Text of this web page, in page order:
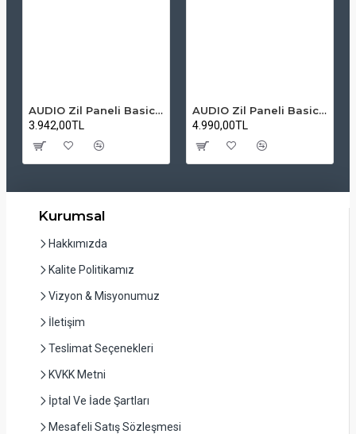
AUDIO Zil Paneli Basic Hpli Çift Buton 14'lü Sesli Apartman Diafon Kapı Paneli
3.942,00TL
AUDIO Zil Paneli Basic Hpli Çift Buton 20'li Sesli Apartman Diafon Kapı Paneli
4.990,00TL
Kurumsal
Hakkımızda
Kalite Politikamız
Vizyon & Misyonumuz
İletişim
Teslimat Seçenekleri
KVKK Metni
İptal Ve İade Şartları
Mesafeli Satış Sözleşmesi